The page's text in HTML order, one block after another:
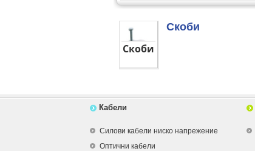
Скоби
Скоби
Кабели
Силови кабели ниско напрежение
Оптични кабели